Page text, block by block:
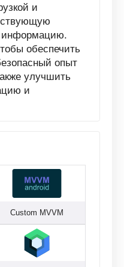
и
информацию.
обеспечить
опыт
улучшить
и
Custom MVVM